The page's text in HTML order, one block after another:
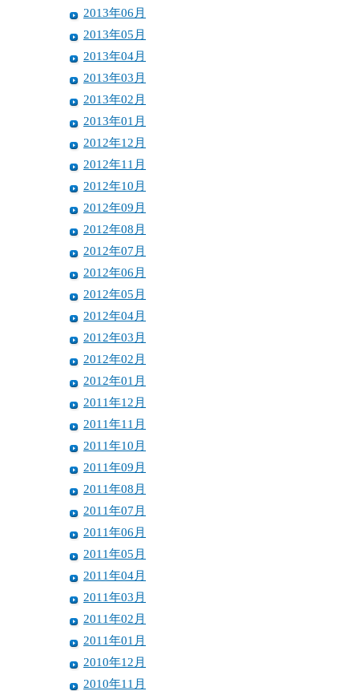
2013年06月
2013年05月
2013年04月
2013年03月
2013年02月
2013年01月
2012年12月
2012年11月
2012年10月
2012年09月
2012年08月
2012年07月
2012年06月
2012年05月
2012年04月
2012年03月
2012年02月
2012年01月
2011年12月
2011年11月
2011年10月
2011年09月
2011年08月
2011年07月
2011年06月
2011年05月
2011年04月
2011年03月
2011年02月
2011年01月
2010年12月
2010年11月